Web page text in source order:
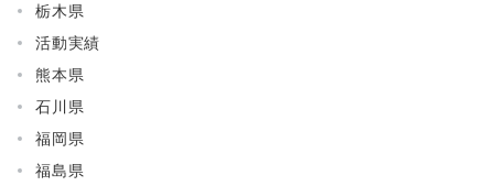
栃木県
活動実績
熊本県
石川県
福岡県
福島県